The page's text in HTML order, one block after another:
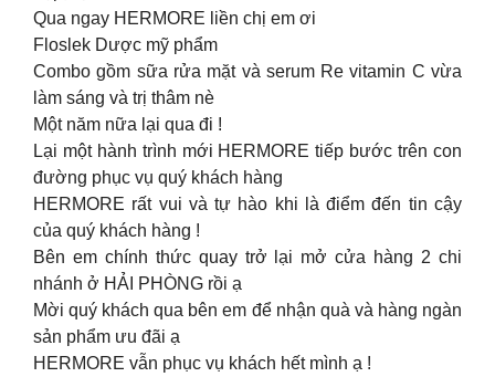
Qua ngay HERMORE liền chị em ơi
Floslek Dược mỹ phẩm
Combo gồm sữa rửa mặt và serum Re vitamin C vừa
làm sáng và trị thâm nè
Một năm nữa lại qua đi !
Lại một hành trình mới HERMORE tiếp bước trên con
đường phục vụ quý khách hàng
HERMORE rất vui và tự hào khi là điểm đến tin cậy
của quý khách hàng !
Bên em chính thức quay trở lại mở cửa hàng 2 chi
nhánh ở HẢI PHÒNG rồi ạ
Mời quý khách qua bên em để nhận quà và hàng ngàn
sản phẩm ưu đãi ạ
HERMORE vẫn phục vụ khách hết mình ạ !